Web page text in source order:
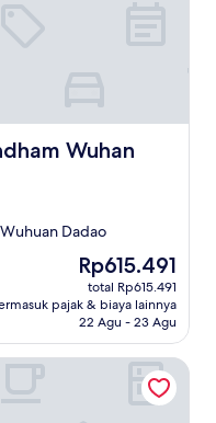
Wuhan
Caidian
Dadao
Harga
sekarang
Rp615.491
Rp615.491
total Rp615.491
pajak & biaya lainnya
22 Agu - 23 Agu